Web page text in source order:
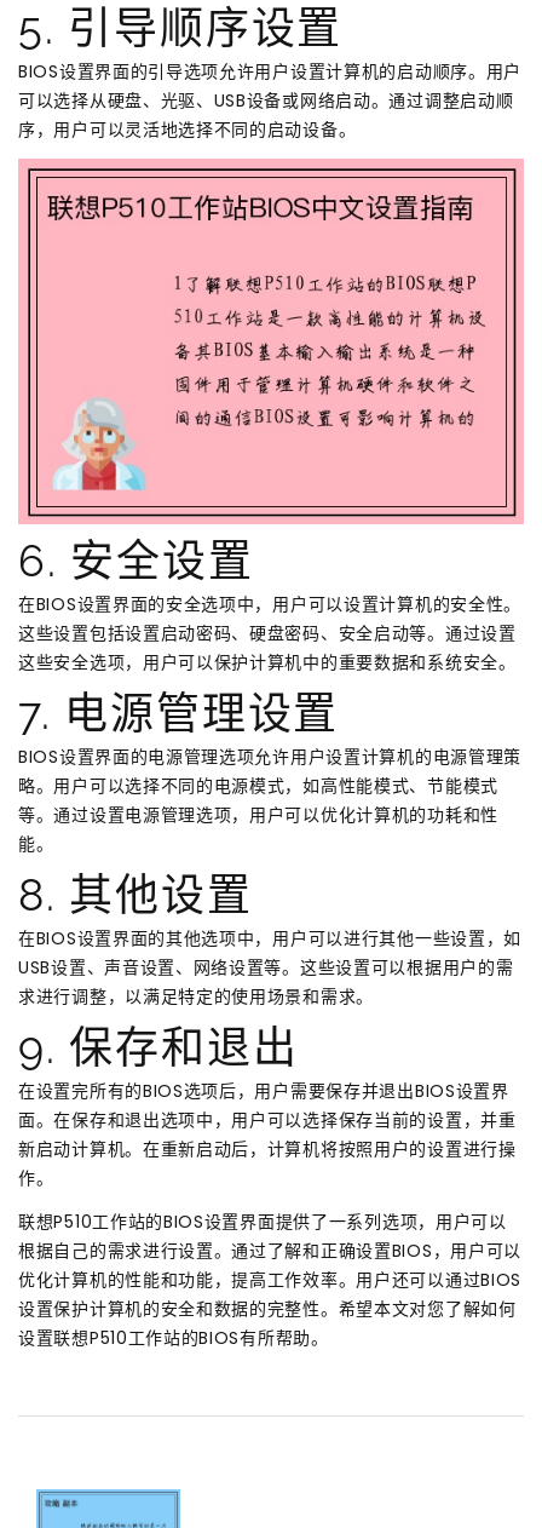
5. 引导顺序设置
BIOS设置界面的引导选项允许用户设置计算机的启动顺序。用户
可以选择从硬盘、光驱、USB设备或网络启动。通过调整启动顺
序，用户可以灵活地选择不同的启动设备。
6. 安全设置
在BIOS设置界面的安全选项中，用户可以设置计算机的安全性。
这些设置包括设置启动密码、硬盘密码、安全启动等。通过设置
这些安全选项，用户可以保护计算机中的重要数据和系统安全。
7. 电源管理设置
BIOS设置界面的电源管理选项允许用户设置计算机的电源管理策
略。用户可以选择不同的电源模式，如高性能模式、节能模式
等。通过设置电源管理选项，用户可以优化计算机的功耗和性
能。
8. 其他设置
在BIOS设置界面的其他选项中，用户可以进行其他一些设置，如
USB设置、声音设置、网络设置等。这些设置可以根据用户的需
求进行调整，以满足特定的使用场景和需求。
9. 保存和退出
在设置完所有的BIOS选项后，用户需要保存并退出BIOS设置界
面。在保存和退出选项中，用户可以选择保存当前的设置，并重
新启动计算机。在重新启动后，计算机将按照用户的设置进行操
作。
联想P510工作站的BIOS设置界面提供了一系列选项，用户可以
根据自己的需求进行设置。通过了解和正确设置BIOS，用户可以
优化计算机的性能和功能，提高工作效率。用户还可以通过BIOS
设置保护计算机的安全和数据的完整性。希望本文对您了解如何
设置联想P510工作站的BIOS有所帮助。